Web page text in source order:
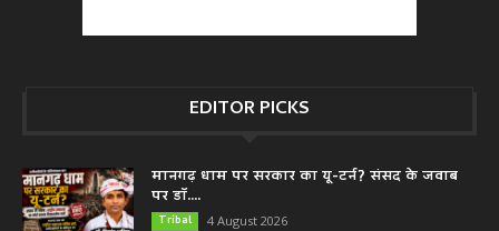
EDITOR PICKS
मानगढ़ धाम पर सरकार का यू-टर्न? संसद के जवाब
पर डॉ....
Tribal 4 August 2026